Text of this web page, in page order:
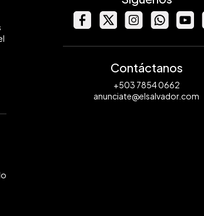
Contáctanos
+503 7854 0662
anunciate@elsalvador.com